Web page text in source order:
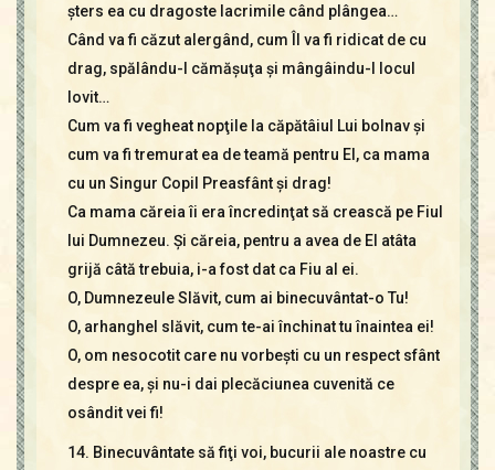
şters ea cu dragoste lacrimile când plângea…
Când va fi căzut alergând, cum Îl va fi ridicat de cu
drag, spălându-I cămăşuţa şi mângâindu-I locul
lovit…
Cum va fi vegheat nopţile la căpătâiul Lui bolnav şi
cum va fi tremurat ea de teamă pentru El, ca mama
cu un Singur Copil Preasfânt şi drag!
Ca mama căreia îi era încredinţat să crească pe Fiul
lui Dumnezeu. Şi căreia, pentru a avea de El atâta
grijă câtă trebuia, i-a fost dat ca Fiu al ei.
O, Dumnezeule Slăvit, cum ai binecuvântat-o Tu!
O, arhanghel slăvit, cum te-ai închinat tu înaintea ei!
O, om nesocotit care nu vorbeşti cu un respect sfânt
despre ea, şi nu-i dai plecăciunea cuvenită ce
osândit vei fi!
14. Binecuvântate să fiţi voi, bucurii ale noastre cu